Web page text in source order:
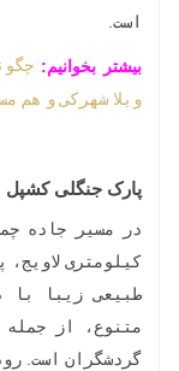
است.
بیشتر بخوانیم:
ویلا شهرکی و هم
پارک جنگلی کشپل
کیلومتری
طبیعی زیبا با
متنوع، از
گردشگران است.